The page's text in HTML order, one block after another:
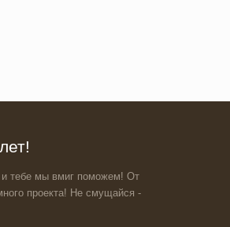
тебе мы вмиг поможем! От
проекта! Не смущайся -